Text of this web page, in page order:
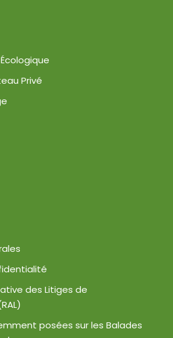
Privé
des Litiges de
posées sur les Balades